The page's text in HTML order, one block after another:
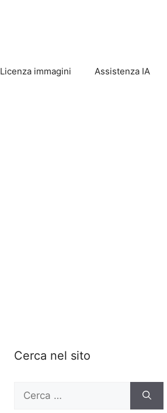
Licenza immagini Assistenza IA
Cerca nel sito
Ricerca